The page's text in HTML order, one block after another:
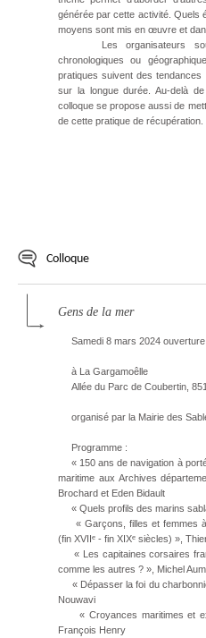
générée par cette activité. Quels
moyens sont mis en œuvre et
Les organisateurs
chronologiques ou
pratiques suivent des
sur la longue durée. Au-delà
colloque se propose aussi de
de cette pratique de récupération.
Colloque
Gens de la mer
Samedi 8 mars 2024 ouverture
à La Gargamoêlle
Allée du Parc de Coubertin,
organisé par la Mairie des
Programme :
« 150 ans de navigation à
maritime aux Archives
Brochard et Eden Bidault
« Quels profils des marins
« Garçons, filles et femmes à
(fin XVIIᵉ - fin XIXᵉ siècles) »,
« Les capitaines corsaires
comme les autres ? », Michel
« Dépasser la foi du
Nouwavi
« Croyances maritimes et
François Henry